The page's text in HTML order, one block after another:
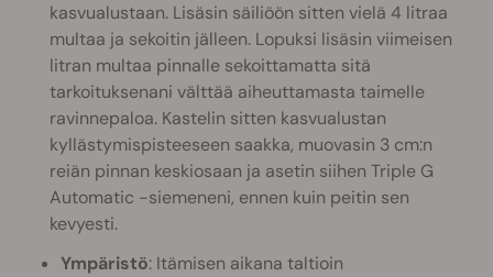
kasvualustaan. Lisäsin säiliöön sitten vielä 4 litraa
multaa ja sekoitin jälleen. Lopuksi lisäsin viimeisen
litran multaa pinnalle sekoittamatta sitä
tarkoituksenani välttää aiheuttamasta taimelle
ravinnepaloa. Kastelin sitten kasvualustan
kyllästymispisteeseen saakka, muovasin 3 cm:n
reiän pinnan keskiosaan ja asetin siihen Triple G
Automatic -siemeneni, ennen kuin peitin sen
kevyesti.
Ympäristö: Itämisen aikana taltioin